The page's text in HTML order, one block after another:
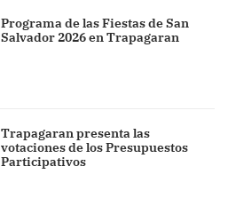
Programa de las Fiestas de San
Salvador 2026 en Trapagaran
Trapagaran presenta las
votaciones de los Presupuestos
Participativos